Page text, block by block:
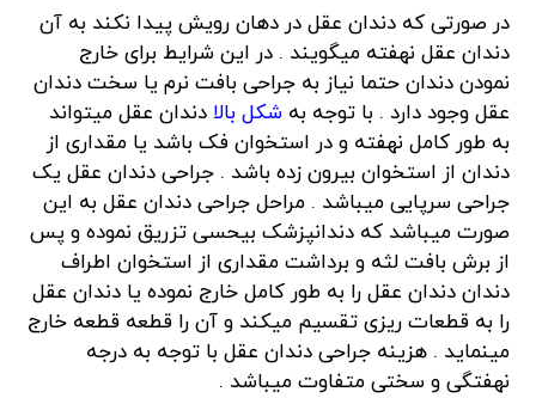
در صورتی که دندان عقل در دهان رویش پیدا نکند به آن
دندان عقل نهفته میگویند . در این شرایط برای خارج
نمودن دندان حتما نیاز به جراحی بافت نرم یا سخت دندان
عقل وجود دارد . با توجه به شکل بالا دندان عقل میتواند
به طور کامل نهفته و در استخوان فک باشد یا مقداری از
دندان از استخوان بیرون زده باشد . جراحی دندان عقل یک
جراحی سرپایی میباشد . مراحل جراحی دندان عقل به این
صورت میباشد که دندانپزشک بیحسی تزریق نموده و پس
از برش بافت لثه و برداشت مقداری از استخوان اطراف
دندان دندان عقل را به طور کامل خارج نموده یا دندان عقل
را به قطعات ریزی تقسیم میکند و آن را قطعه قطعه خارج
مینماید . هزینه جراحی دندان عقل با توجه به درجه
نهفتگی و سختی متفاوت میباشد .